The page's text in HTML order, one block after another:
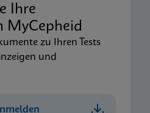
Ihre
MyCepheid
zu Ihren Tests
und